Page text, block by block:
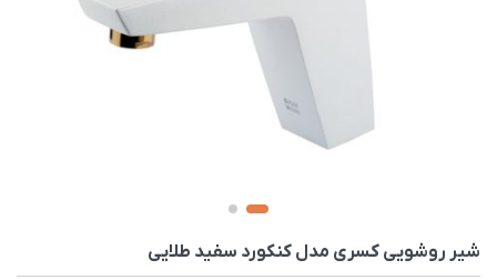
شیر روشویی کسری مدل کنکورد سفید طلایی